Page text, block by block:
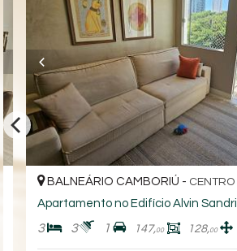
BALNEÁRIO CAMBORIÚ - CENTRO
Apartamento no Edifício Alvin Sandri
3 3 1 147,00 128,00